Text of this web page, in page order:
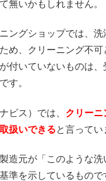
無いかもしれません。
ングショップでは、
め、クリーニング不
付いていないものは
す。
ビス）では、 クリーニ
扱いできると言ってい
造元が「このような洗
準を示しているもの